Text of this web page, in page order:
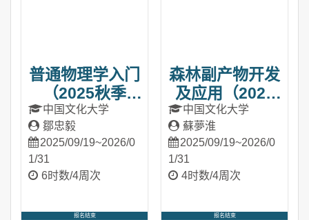
普通物理学入门
（2025秋季
班）
中国文化大学
鄒忠毅
2025/09/19~2026/0
1/31
6时数/4周次
报名结束
森林副产物开发
及应用（2025
秋季班）
中国文化大学
蘇夢淮
2025/09/19~2026/0
1/31
4时数/4周次
报名结束